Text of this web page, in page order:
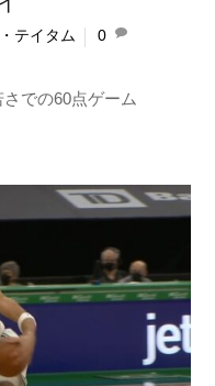
テイタム 0
での60点ゲーム